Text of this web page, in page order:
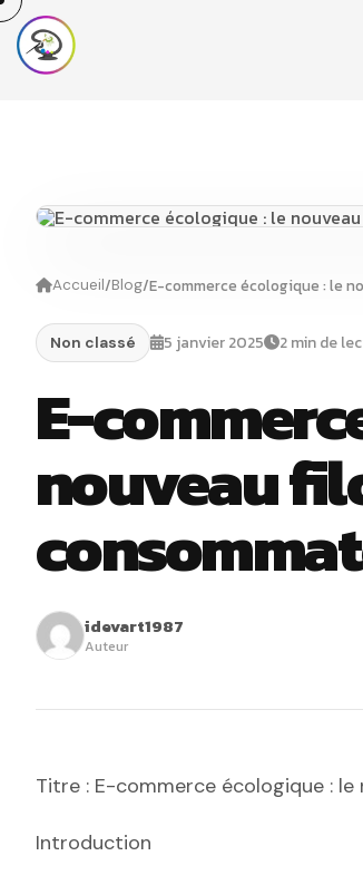
Accueil/Blog/
Non classé 5 janvier 2025 2 min de
E-
nouveau
idevart1987
Auteur
Titre : E-commerce écologique :
Introduction